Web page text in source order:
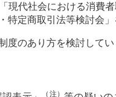
現代社会における消費
定商取引法等検討会」
度のあり方を検討してい
（注）